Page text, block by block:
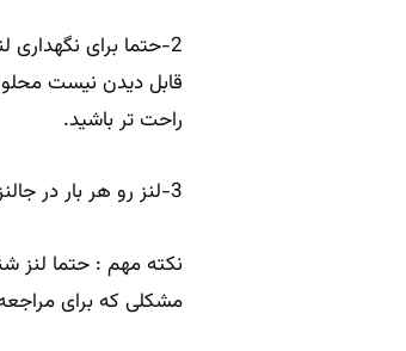
2-حتما برای
قابل دیدن نیست
راحت تر باشید.
3-لنز رو هر بار در جالنزی میگذارید محلول قبلی رو دور بریزید و مجددا داخل جالنزی محلول بریزید به میزانی که لنز داخل محلول شناور باشه .
نکته مهم : حتما لنز
مشکلی که برای